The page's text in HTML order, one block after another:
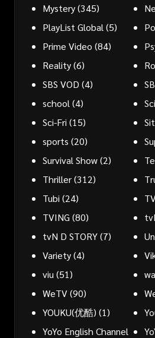
Mystery(345)
PlayList Global (5)
Prime Video (84)
Reality(6)
SBS VOD (4)
school (4)
Sci-Fri (15)
sports (20)
Survival Show(2)
Thriller(312)
Tubi (24)
TVING (80)
tvN D STORY(7)
Variety(4)
viu (51)
WeTV(90)
YOUKU(优酷) (1)
YoYo English Channel